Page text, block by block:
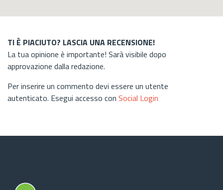
TI È PIACIUTO? LASCIA UNA RECENSIONE!
La tua opinione è importante! Sarà visibile dopo
approvazione dalla redazione.
Per inserire un commento devi essere un utente
autenticato. Esegui accesso con Social Login